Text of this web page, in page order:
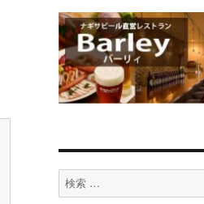
検
索